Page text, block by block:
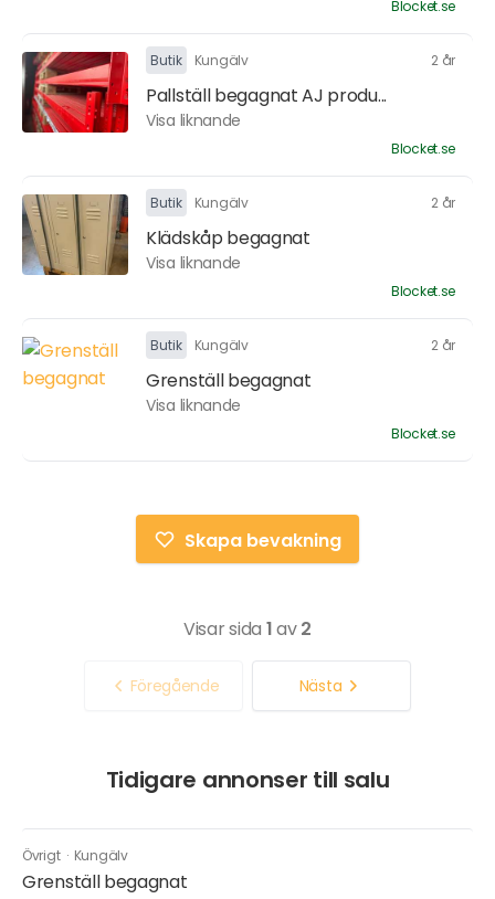
Blocket.se
Butik Kungälv 2 år
Pallställ begagnat AJ produ...
Visa liknande
Blocket.se
Butik Kungälv 2 år
Klädskåp begagnat
Visa liknande
Blocket.se
Butik Kungälv 2 år
Grenställ begagnat
Visa liknande
Blocket.se
Skapa bevakning
Visar sida 1av2
Föregående Nästa
Tidigare annonser till salu
Övrigt · Kungälv
Grenställ begagnat